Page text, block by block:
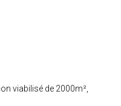
viabilisé de 2000m²,